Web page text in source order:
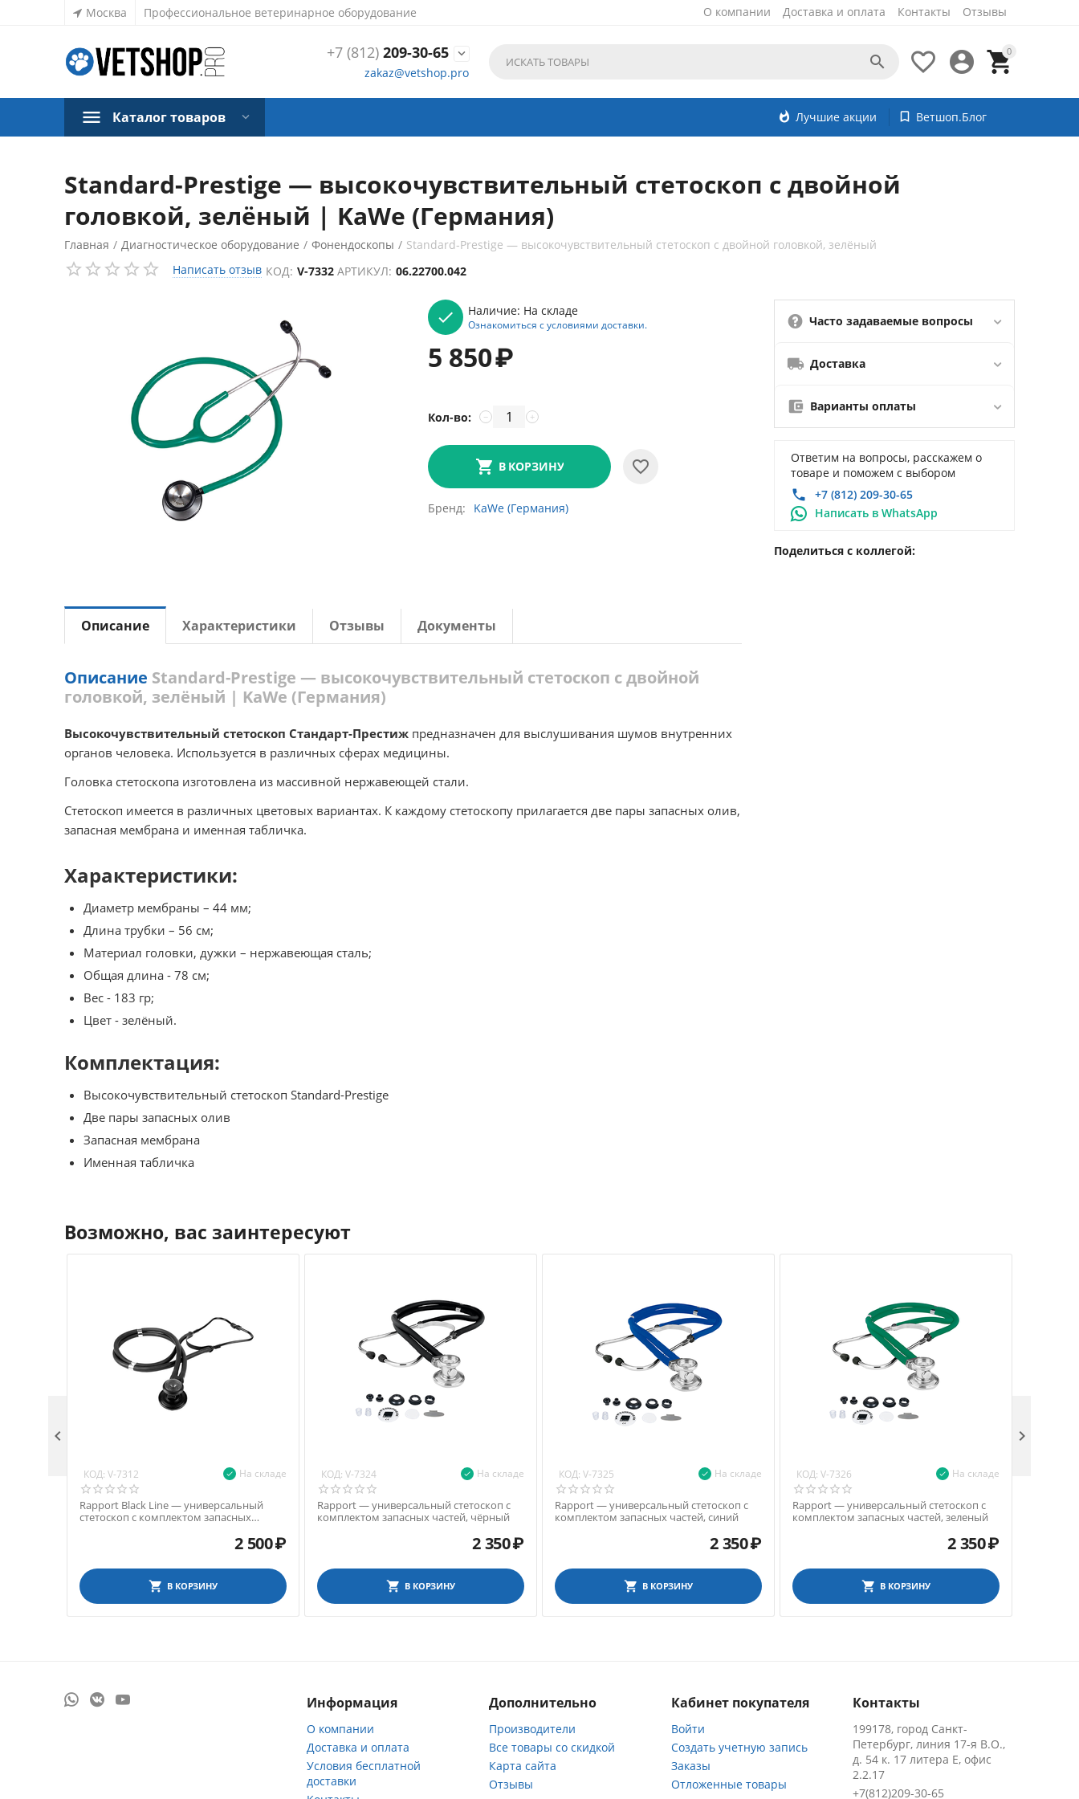
Москва Профессиональное ветеринарное оборудование О компании Доставка и оплата Контакты Отзывы
+7 (812)209-30-65 
zakaz@vetshop.pro
0




Каталог товаров whatshot Лучшие акции bookmark_border Ветшоп.Блог
Standard-Prestige — высокочувствительный стетоскоп с двойной
головкой, зелёный | KaWe (Германия)
Главная / Диагностическое оборудование / Фонендоскопы / Standard-Prestige — высокочувствительный стетоскоп с двойной головкой, зелёный
Написать отзыв КОД: V-7332 АРТИКУЛ: 06.22700.042
Наличие: На складе
Ознакомиться с условиями доставки.
5 850₽
Кол-во: +
−
В КОРЗИНУ
Бренд KaWe (Германия)
Часто задаваемые вопросы
Доставка
Варианты оплаты
Ответим на вопросы, расскажем о
товаре и поможем с выбором
+7 (812) 209-30-65
Написать в WhatsApp
Поделиться с коллегой:
Характеристики Отзывы Документы
Описание Standard-Prestige — высокочувствительный стетоскоп с двойной
головкой, зелёный | KaWe (Германия)
Высокочувствительный стетоскоп Стандарт-Престижпредназначен для выслушивания шумов внутренних
Стетоскоп имеется в различных цветовых вариантах. К каждому стетоскопу прилагается две пары запасных олив,
Характеристики:
Диаметр мембраны – 44 мм;
Длина трубки – 56 см;
Материал головки, дужки – нержавеющая сталь;
Общая длина - 78 см;
Вес - 183 гр;
Комплектация:
Высокочувствительный стетоскоп Standard-Prestige
Две пары запасных олив
Запасная мембрана
Возможно, вас заинтересуют
КОД: V-7312
Rapport Black Line — универсальный
В КОРЗИНУ
КОД: V-7324
Rapport — универсальный стетоскоп с
В КОРЗИНУ
КОД: V-7325
Rapport — универсальный стетоскоп с
В КОРЗИНУ
КОД: V-7326
Rapport — универсальный стетоскоп с
В КОРЗИНУ
О компании
Доставка и оплата
Условия бесплатной
Производители
Все товары со скидкой
Карта сайта
Войти
Создать учетную запись
Заказы
199178, город Санкт-
Петербург, линия 17-я В.О.,
д. 54 к. 17 литера Е, офис
2.2.17